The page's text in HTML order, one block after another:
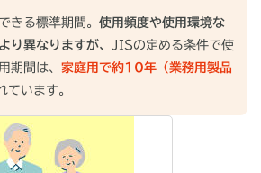
きる標準期間。 使用頻度や使用環境な
り異なりますが、 JISの定める条件で使
期間は、 家庭用で約10年（業務用製品
ています。